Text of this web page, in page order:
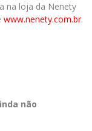
na loja da Nenety
www.nenety.com.br.
não